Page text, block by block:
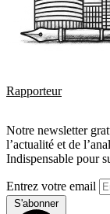
Rapporteur
Notre newsletter
l’actualité et de
Indispensable pour
Entrez votre email
S'abonner